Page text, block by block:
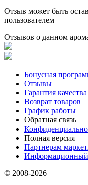
Отзыв может быть
пользователем
Отзывов о данном
Бонусная
Отзывы
Гарантия качества
Возврат товаров
График работы
Обратная связь
Полная версия
Партнерам
Информационный
© 2008-2026